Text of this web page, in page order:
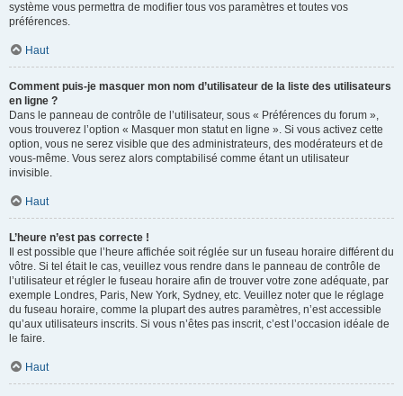
système vous permettra de modifier tous vos paramètres et toutes vos
préférences.
Haut
Comment puis-je masquer mon nom d’utilisateur de la liste des utilisateurs
en ligne ?
Dans le panneau de contrôle de l’utilisateur, sous « Préférences du forum »,
vous trouverez l’option « Masquer mon statut en ligne ». Si vous activez cette
option, vous ne serez visible que des administrateurs, des modérateurs et de
vous-même. Vous serez alors comptabilisé comme étant un utilisateur
invisible.
Haut
L’heure n’est pas correcte !
Il est possible que l’heure affichée soit réglée sur un fuseau horaire différent du
vôtre. Si tel était le cas, veuillez vous rendre dans le panneau de contrôle de
l’utilisateur et régler le fuseau horaire afin de trouver votre zone adéquate, par
exemple Londres, Paris, New York, Sydney, etc. Veuillez noter que le réglage
du fuseau horaire, comme la plupart des autres paramètres, n’est accessible
qu’aux utilisateurs inscrits. Si vous n’êtes pas inscrit, c’est l’occasion idéale de
le faire.
Haut